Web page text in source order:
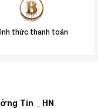
thức thanh toán
Tín _ HN